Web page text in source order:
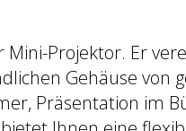
Mini-Projektor. Er
Gehäuse von
Präsentation im